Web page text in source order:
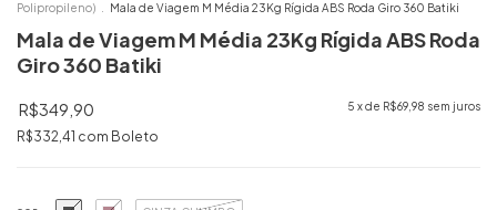
Polipropileno)
Mala de Viagem M Média 23Kg Rígida ABS Roda Giro 360 Batiki
Mala de Viagem M Média 23Kg Rígida ABS Roda
Giro 360 Batiki
R$349,90 5 x de R$69,98 sem juros
R$332,41 com Boleto